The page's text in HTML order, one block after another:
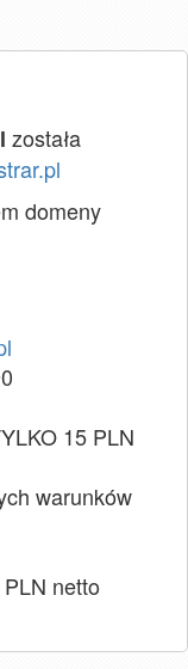
została
domeny
15 PLN
warunków
netto